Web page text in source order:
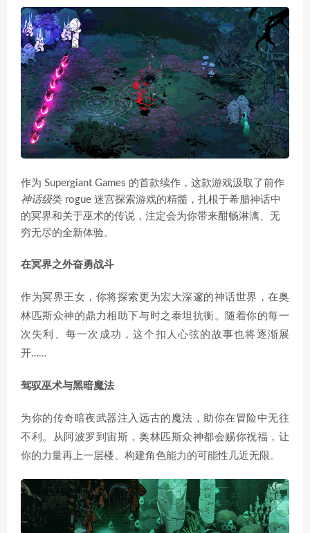
作为 Supergiant Games 的首款续作，这款游戏汲取了前作
神话级类 rogue 迷宫探索游戏的精髓，扎根于希腊神话中
的冥界和关于巫术的传说，注定会为你带来酣畅淋漓、无
穷无尽的全新体验。
在冥界之外奋勇战斗
作为冥界王女，你将探索更为宏大深邃的神话世界，在奥
林匹斯众神的鼎力相助下与时之泰坦抗衡。随着你的每一
次失利、每一次成功，这个扣人心弦的故事也将逐渐展
开……
驾驭巫术与黑暗魔法
为你的传奇暗夜武器注入远古的魔法，助你在冒险中无往
不利。从阿波罗到宙斯，奥林匹斯众神都会赐你祝福，让
你的力量再上一层楼。构建角色能力的可能性几近无限。